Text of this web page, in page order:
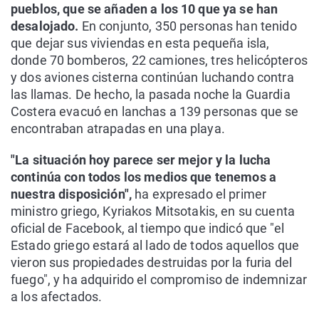
pueblos, que se añaden a los 10 que ya se han
desalojado. En conjunto, 350 personas han tenido
que dejar sus viviendas en esta pequeña isla,
donde 70 bomberos, 22 camiones, tres helicópteros
y dos aviones cisterna continúan luchando contra
las llamas. De hecho, la pasada noche la Guardia
Costera evacuó en lanchas a 139 personas que se
encontraban atrapadas en una playa.
"La situación hoy parece ser mejor y la lucha
continúa con todos los medios que tenemos a
nuestra disposición",ha expresado el primer
ministro griego, Kyriakos Mitsotakis, en su cuenta
oficial de Facebook, al tiempo que indicó que "el
Estado griego estará al lado de todos aquellos que
vieron sus propiedades destruidas por la furia del
fuego", y ha adquirido el compromiso de indemnizar
a los afectados.